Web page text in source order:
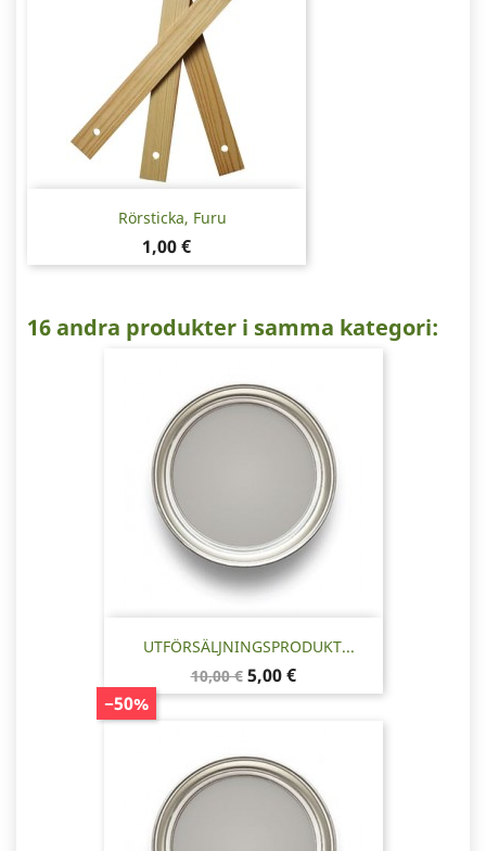
Rörsticka, Furu
Pris
1,00 €
16 andra produkter i samma kategori:
UTFÖRSÄLJNINGSPRODUKT...
Baspris
10,00 €
−50%
Pris
5,00 €